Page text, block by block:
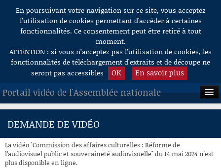
Aller au contenu
En poursuivant votre navigation sur ce site, vous acceptez
l’utilisation de cookies permettant d'accéder à certaines
fonctionnalités. Ce consentement peut être retiré à tout
moment.
ATTENTION : si vous n’acceptez pas l’utilisation de cookies, les
fonctionnalités de téléchargement d’extraits et de découpe ne
seront pas accessibles
OK En savoir plus
Portail vidéo de l'Assemblée nationale
ACCUEIL
À LA DEMANDE
DEMANDE DE VIDÉO
La vidéo "Commission des affaires culturelles : Réforme de
l’audiovisuel public et souveraineté audiovisuelle" du 14 mai 2024 n'est
plus disponible en ligne.